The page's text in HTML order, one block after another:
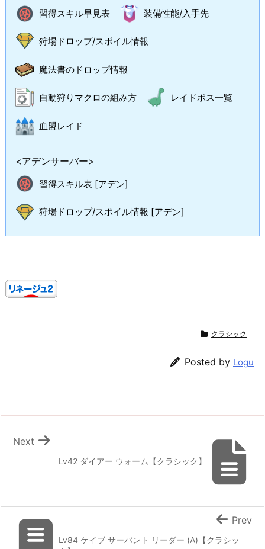
習得スキル早見表 装備性能/入手先
狩場ドロップ/スポイル情報
魔法書のドロップ情報
自動狩りマクロの組み方 レイドボス一覧
血盟レイド
<アデンサーバー>
習得スキル表 [アデン]
狩場ドロップ/スポイル情報 [アデン]
クラシック
Posted by Logu
Lv42 ダイアー ウォーム【クラシック】
Next
Lv84 ケイブ サーバント リーダー (A)【クラシッ
Prev